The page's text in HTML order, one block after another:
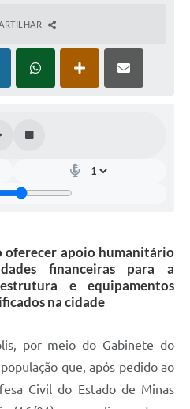
oferecer apoio humanitário
financeiras para a
e equipamentos
na cidade
por meio do Gabinete do
que, após pedido ao
Civil do Estado de Minas